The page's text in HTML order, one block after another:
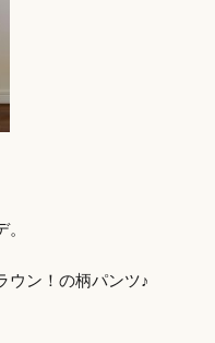
ウン！の柄パンツ♪